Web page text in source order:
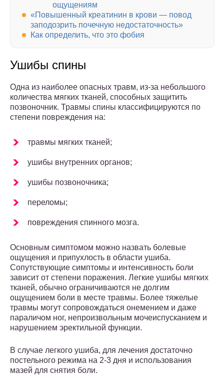
ощущениям
«Повышенный креатинин в крови — повод
заподозрить почечную недостаточность»
Как определить, что это фобия
Ушибы спины
Одна из наиболее опасных травм, из-за небольшого
количества мягких тканей, способных защитить
позвоночник. Травмы спины классифицируются по
степени повреждения на:
травмы мягких тканей;
ушибы внутренних органов;
ушибы позвоночника;
переломы;
повреждения спинного мозга.
Основным симптомом можно назвать болевые
ощущения и припухлость в области ушиба.
Сопутствующие симптомы и интенсивность боли
зависит от степени поражения. Легкие ушибы мягких
тканей, обычно ограничиваются не долгим
ощущением боли в месте травмы. Более тяжелые
травмы могут сопровождаться онемением и даже
параличом ног, непроизвольным мочеиспусканием и
нарушением эректильной функции.
В случае легкого ушиба, для лечения достаточно
постельного режима на 2-3 дня и использования
мазей для снятия боли.